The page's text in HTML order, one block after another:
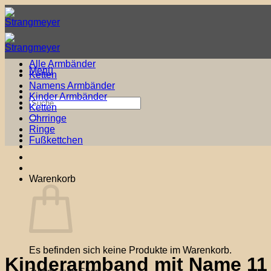
Zum
Inhalt
springen
Menü
Suche
nach:
Warenkorb
Es befinden sich keine Produkte im Warenkorb.
Alle Armbänder
Ketten
Namens Armbänder
Kinder Armbänder
Ketten
Ohrringe
Ringe
Fußkettchen
Kinderarmband mit Name 11